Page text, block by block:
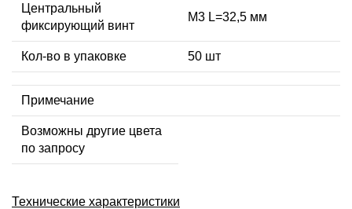
Центральный
фиксирующий винт
М3 L=32,5 мм
Кол-во в упаковке 50 шт
Примечание
Возможны другие цвета
по запросу
Технические характеристики